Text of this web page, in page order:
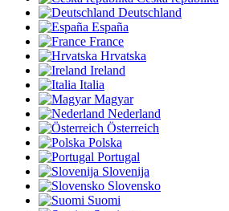
Deutschland
España
France
Hrvatska
Ireland
Italia
Magyar
Nederland
Österreich
Polska
Portugal
Slovenija
Slovensko
Suomi